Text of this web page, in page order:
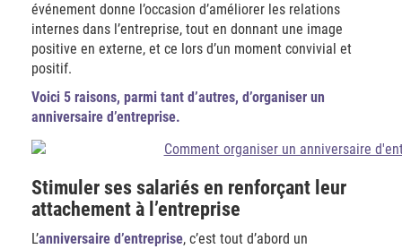
événement donne l’occasion d’améliorer les relations
internes dans l’entreprise, tout en donnant une image
positive en externe, et ce lors d’un moment convivial et
positif.
Voici 5 raisons, parmi tant d’autres, d’organiser un
anniversaire d’entreprise.
Stimuler ses salariés en renforçant leur
attachement à l’entreprise
L’anniversaire d’entreprise, c’est tout d’abord un